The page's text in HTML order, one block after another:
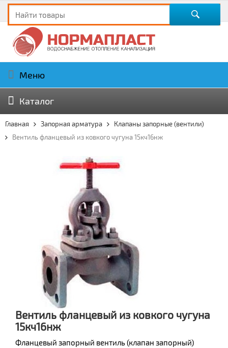
Меню
Каталог
Главная Запорная арматура
Клапаны запорные (вентили)
Вентиль фланцевый из ковкого чугуна 15кч16нж
Вентиль фланцевый из ковкого чугуна
15кч16нж
Фланцевый запорный вентиль (клапан запорный)